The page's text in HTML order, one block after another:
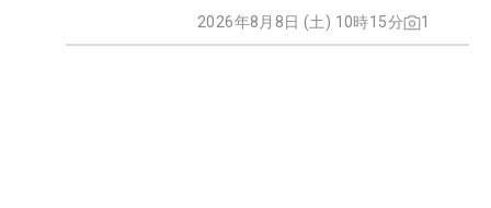
2026年8月8日 (土) 10時15分 1